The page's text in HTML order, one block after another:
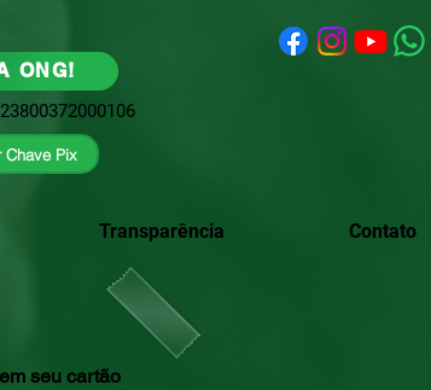
ONG!
Chave Pix
Transparência Contato
seu cartão